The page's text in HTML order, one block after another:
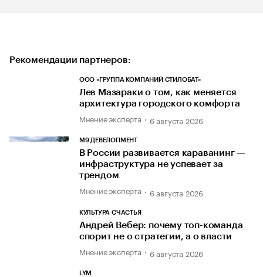
Рекомендации партнеров:
ООО «ГРУППА КОМПАНИЙ СТИЛОБАТ»
Лев Мазараки о том, как меняется
архитектура городского комфорта
Мнение эксперта 6 августа 2026
М9 ДЕВЕЛОПМЕНТ
В России развивается караванинг —
инфраструктура не успевает за
трендом
Мнение эксперта 6 августа 2026
КУЛЬТУРА СЧАСТЬЯ
Андрей Вебер: почему топ-команда
спорит не о стратегии, а о власти
Мнение эксперта 6 августа 2026
LYM